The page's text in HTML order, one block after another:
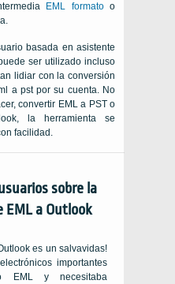
EML formatoo
basada en asistente
ser utilizado incluso
lidiar con la conversión
a pst por su cuenta. No
convertir EML a PST o
la herramienta se
facilidad.
sobre la
a Outlook
es un salvavidas!
importantes
EML y necesitaba